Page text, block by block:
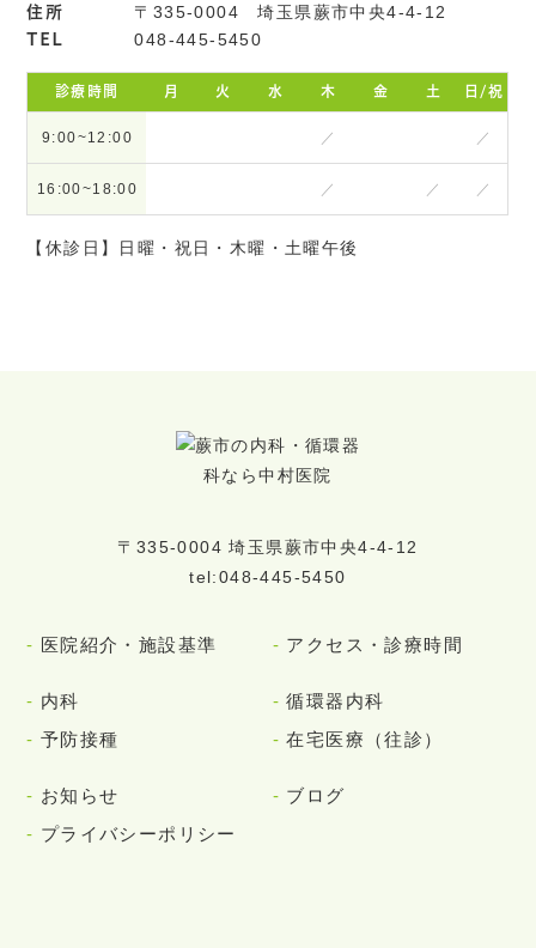
住所 〒335-0004 埼玉県蕨市中央4-4-12
TEL 048-445-5450
診療時間 月 火 水 木 金 土 日/祝
9:00~12:00 ／ ／
16:00~18:00 ／ ／ ／
【休診日】日曜・祝日・木曜・土曜午後
〒335-0004 埼玉県蕨市中央4-4-12
tel:048-445-5450
医院紹介・施設基準 アクセス・診療時間
内科
循環器内科
予防接種
在宅医療（往診）
お知らせ
ブログ
プライバシーポリシー